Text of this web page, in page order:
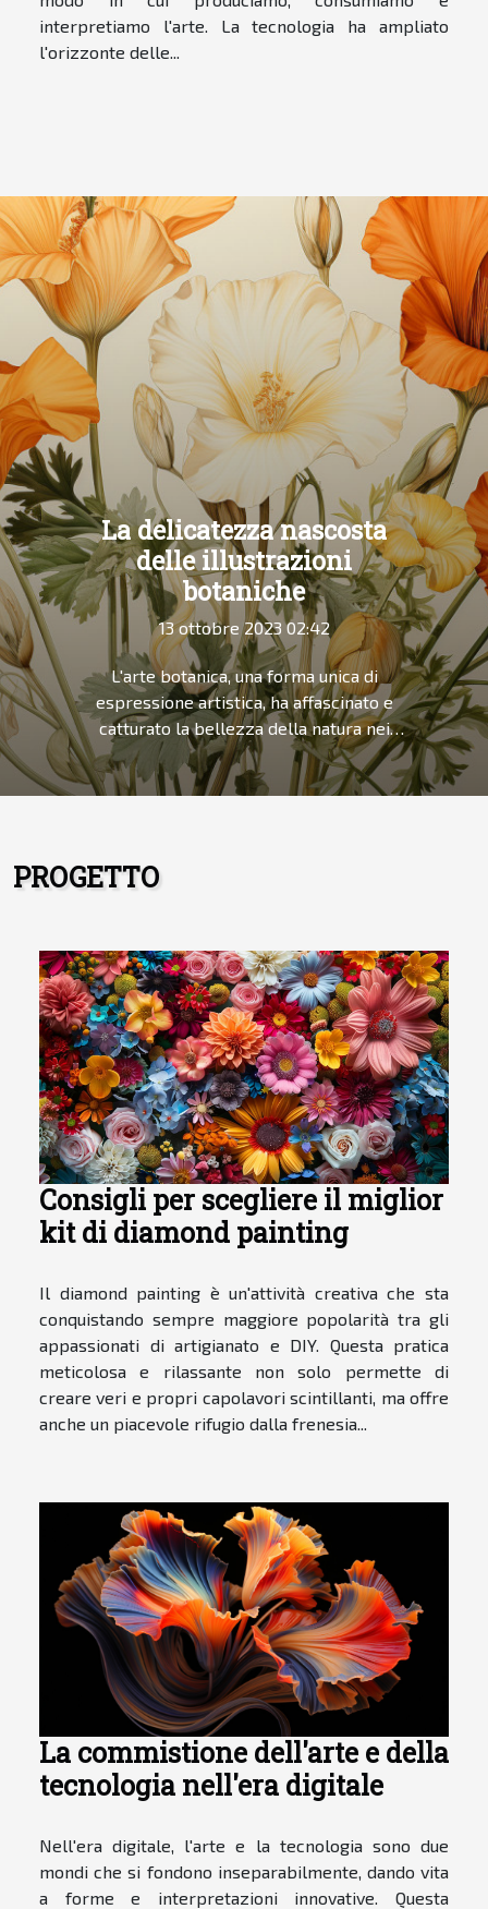
interpretiamo l'arte. La tecnologia ha ampliato
l'orizzonte delle...
La delicatezza nascosta
delle illustrazioni
botaniche
13 ottobre 2023 02:42
L'arte botanica, una forma unica di
espressione artistica, ha affascinato e
catturato la bellezza della natura nei
secoli. Ogni illustrazione botanica è un
viaggio tra la delicatezza dei dettagli e la
in vecchi libri di botanica o appese nei
mondo naturale e delle sue infinite forme
e sfumature. Scopriamo insieme la
delicatezza nascosta delle illustrazioni
botaniche, attraverso un percorso che ci
condurrà dal loro valore artistico e
scientifico, alle tecniche utilizzate dagli
illustratori, fino alla loro importanza nel
mondo contemporaneo. L'importanza
storica delle illustrazioni botaniche Le...
PROGETTO
Consigli per scegliere il miglior
kit di diamond painting
Il diamond painting è un'attività creativa che sta
conquistando sempre maggiore popolarità tra gli
appassionati di artigianato e DIY. Questa pratica
meticolosa e rilassante non solo permette di
creare veri e propri capolavori scintillanti, ma offre
anche un piacevole rifugio dalla frenesia...
La commistione dell'arte e della
tecnologia nell'era digitale
Nell'era digitale, l'arte e la tecnologia sono due
mondi che si fondono inseparabilmente, dando vita
a forme e interpretazioni innovative. Questa